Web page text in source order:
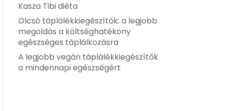
Kasza Tibi diéta
Olcsó táplálékkiegészítők: a legjobb
megoldás a költséghatékony
egészséges táplálkozásra
A legjobb vegán táplálékkiegészítők
a mindennapi egészségért